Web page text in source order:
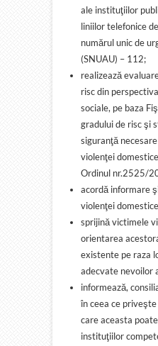
ale instituţiilor
liniilor telefonice
numărul unic de
(SNUAU) – 112;
realizează
risc din
sociale, pe baza
gradului de risc şi
siguranţă
violenţei
Ordinul nr.2525/
acordă informare
violenţei
sprijină victimele
orientarea
existente pe raza
adecvate nevoilor
informează,
în ceea ce
care aceasta
instituţiilor